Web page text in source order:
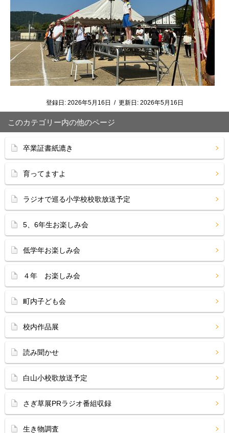
登録日: 2026年5月16日 / 更新日: 2026年5月16日
このカテゴリー内の他のページ
卒業証書紙漉き
育ってますよ
ラジオで巡る小学校校歌放送予定
5、6年生お楽しみ会
低学年お楽しみ会
４年 お楽しみ会
町内子ども会
校内作品展
読み聞かせ
白山小校歌放送予定
さぎ草展PRラジオ番組収録
生き物調査